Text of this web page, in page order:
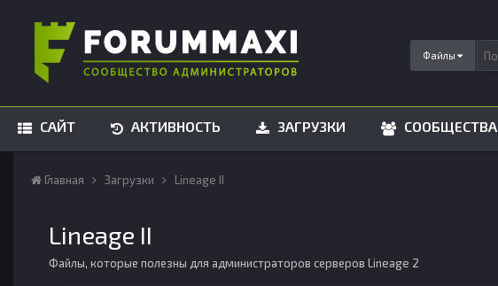
Файлы
САЙТ АКТИВНОСТЬ ЗАГРУЗКИ СООБЩЕСТВА
Главная Загрузки Lineage II
Lineage II
Файлы, которые полезны для администраторов серверов Lineage 2